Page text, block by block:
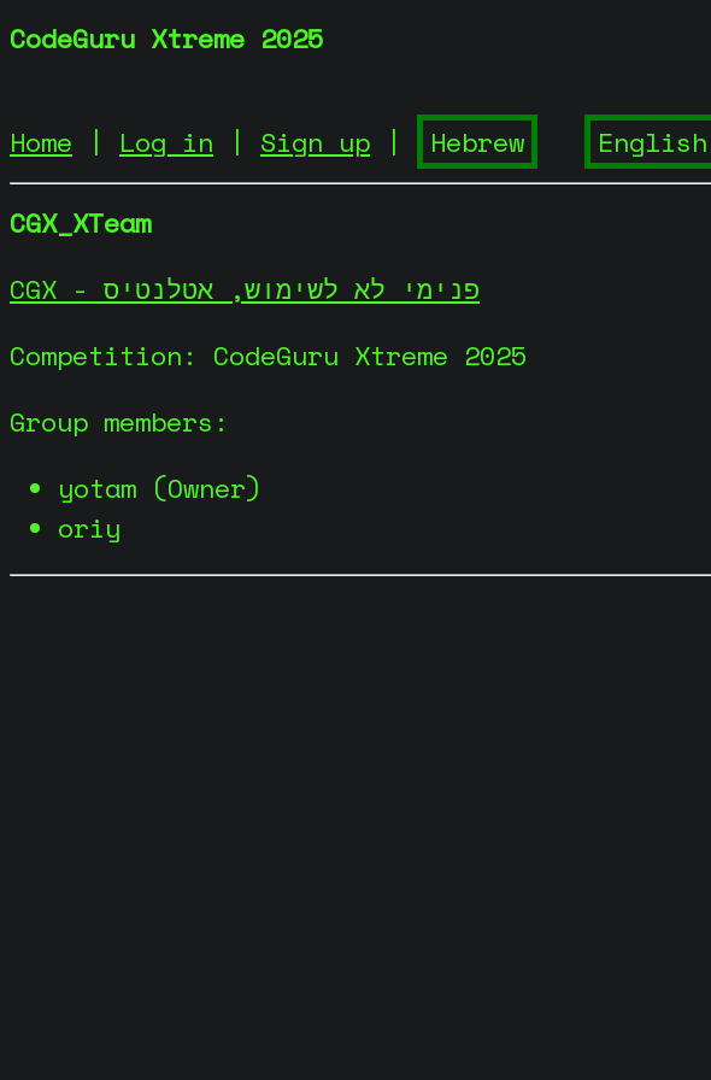
CodeGuru Xtreme 2025
Home | Log in | Sign up |
CGX_XTeam
CGX - פנימי לא לשימוש, אטלנטיס
Competition: CodeGuru Xtreme 2025
Group members:
yotam (Owner)
oriy